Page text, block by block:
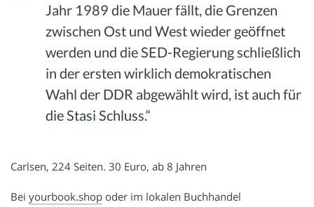
Jahr 1989 die Mauer fällt, die Grenzen
zwischen Ost und West wieder geöffnet
werden und die SED-Regierung schließlich
in der ersten wirklich demokratischen
Wahl der DDR abgewählt wird, ist auch für
die Stasi Schluss.“
Carlsen, 224 Seiten. 30 Euro, ab 8 Jahren
Bei yourbook.shop oder im lokalen Buchhandel